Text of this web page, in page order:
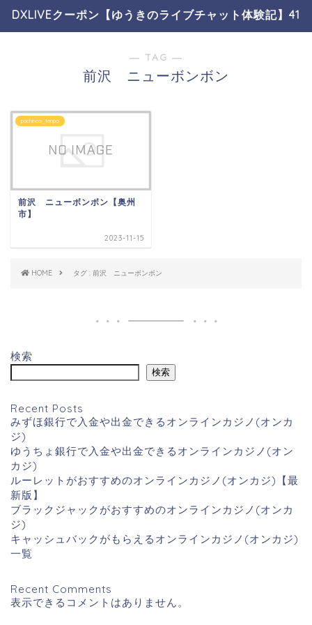
DXLIVEクーポン【ゆうきのライブチャット体験記】41
― TAG ―
前沢 ニューボンボン
pachinco_tenpo
前沢 ニューボンボン【奥州
市】
2023-11-15
HOME タグ : 前沢 ニューボンボン
検索
検索
Recent Posts
みずほ銀行で入金や出金できるオンラインカジノ(オンカ
ジ)
ゆうちょ銀行で入金や出金できるオンラインカジノ(オン
カジ)
ルーレットがおすすめのオンラインカジノ(オンカジ)【最
新版】
ブラックジャックがおすすめのオンラインカジノ(オンカ
ジ)
キャッシュバックがもらえるオンラインカジノ(オンカジ)
一覧
Recent Comments
表示できるコメントはありません。